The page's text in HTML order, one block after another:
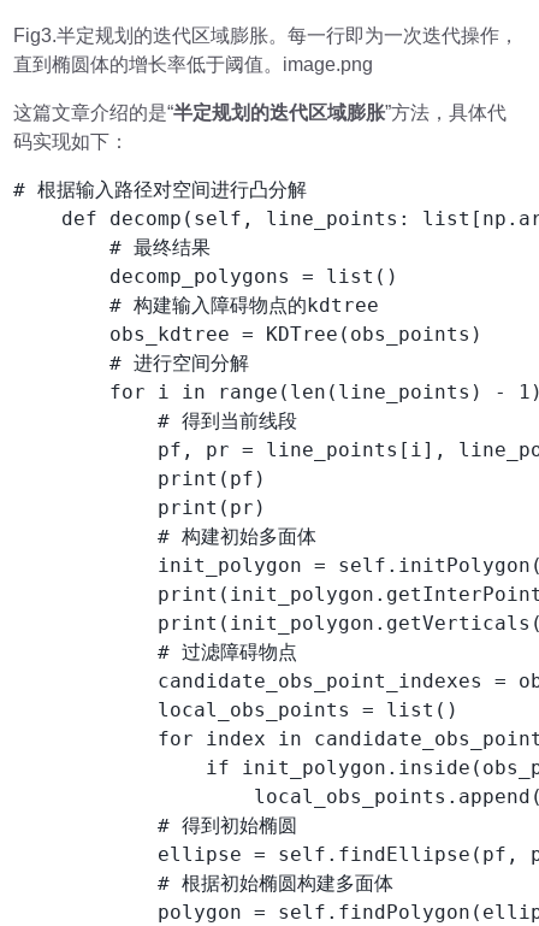
Fig3.半定规划的迭代区域膨胀。每一行即为一次迭代操作，
直到椭圆体的增长率低于阈值。image.png
这篇文章介绍的是“半定规划的迭代区域膨胀”方法，具体代
码实现如下：
# 根据输入路径对空间进行凸分解
def decomp(self, line_points:
        # 最终结果
        decomp_polygons = list()
        # 构建输入障碍物点的kdtree
        obs_kdtree = KDTree(obs_points)
        # 进行空间分解
for i in range(len(line_points) -
            # 得到当前线段
pf, pr = line_points[i],
            print(pf)
            print(pr)
            # 构建初始多面体
init_polygon =
            # 过滤障碍物点
candidate_obs_point_indexes =
            local_obs_points = list()
for index in
if
            # 得到初始椭圆
ellipse = self.findEllipse(pf,
            # 根据初始椭圆构建多面体
polygon =